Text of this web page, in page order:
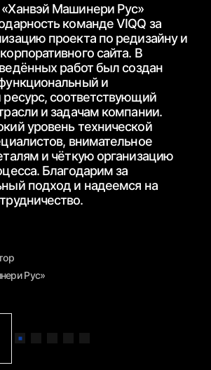
Машинери Рус»
команде VIQQ за
проекта по редизайну и
сайта. В
работ был создан
и
соответствующий
и задачам компании.
уровень технической
внимательное
и чёткуюорганизацию
Благодарим за
подход и надеемся на
Рус»